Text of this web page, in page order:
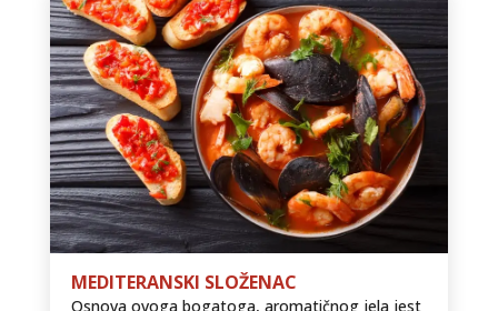
MEDITERANSKI SLOŽENAC
Osnova ovoga bogatoga, aromatičnog jela jest